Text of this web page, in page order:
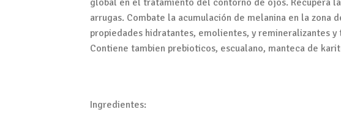
global en el tratamiento del contorno de ojos. Recupera
arrugas. Combate la acumulación de melanina en la
propiedades hidratantes, emolientes, y remineralizantes
Contiene tambien prebioticos, escualano, manteca de
Ingredientes: